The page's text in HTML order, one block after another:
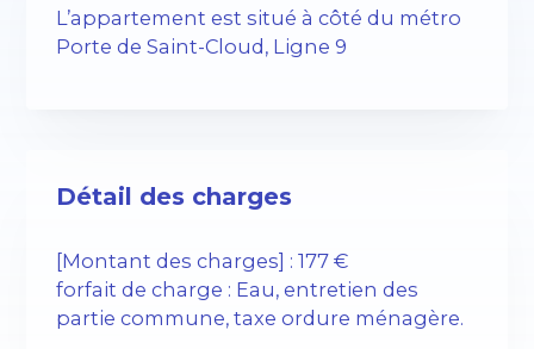
L’appartement est situé à côté du métro
Porte de Saint-Cloud, Ligne 9
Détail des charges
[Montant des charges] : 177 €
forfait de charge : Eau, entretien des
partie commune, taxe ordure ménagère.